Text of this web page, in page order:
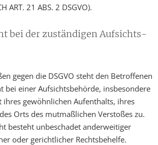
ART. 21 ABS. 2 DSGVO).
bei der zuständigen Aufsichts­
gegen die DSGVO steht den Betroffenen
bei einer Aufsichtsbehörde, insbesondere
ihres gewöhnlichen Aufenthalts, ihres
Orts des mutmaßlichen Verstoßes zu.
besteht unbeschadet anderweitiger
oder gerichtlicher Rechtsbehelfe.